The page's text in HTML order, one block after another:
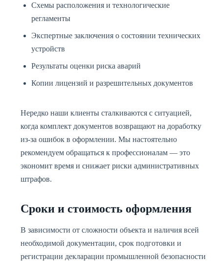
Схемы расположения и технологические
регламенты
Экспертные заключения о состоянии технических
устройств
Результаты оценки риска аварий
Копии лицензий и разрешительных документов
Нередко наши клиенты сталкиваются с ситуацией,
когда комплект документов возвращают на доработку
из-за ошибок в оформлении. Мы настоятельно
рекомендуем обращаться к профессионалам — это
экономит время и снижает риски административных
штрафов.
Сроки и стоимость оформления
В зависимости от сложности объекта и наличия всей
необходимой документации, срок подготовки и
регистрации декларации промышленной безопасности